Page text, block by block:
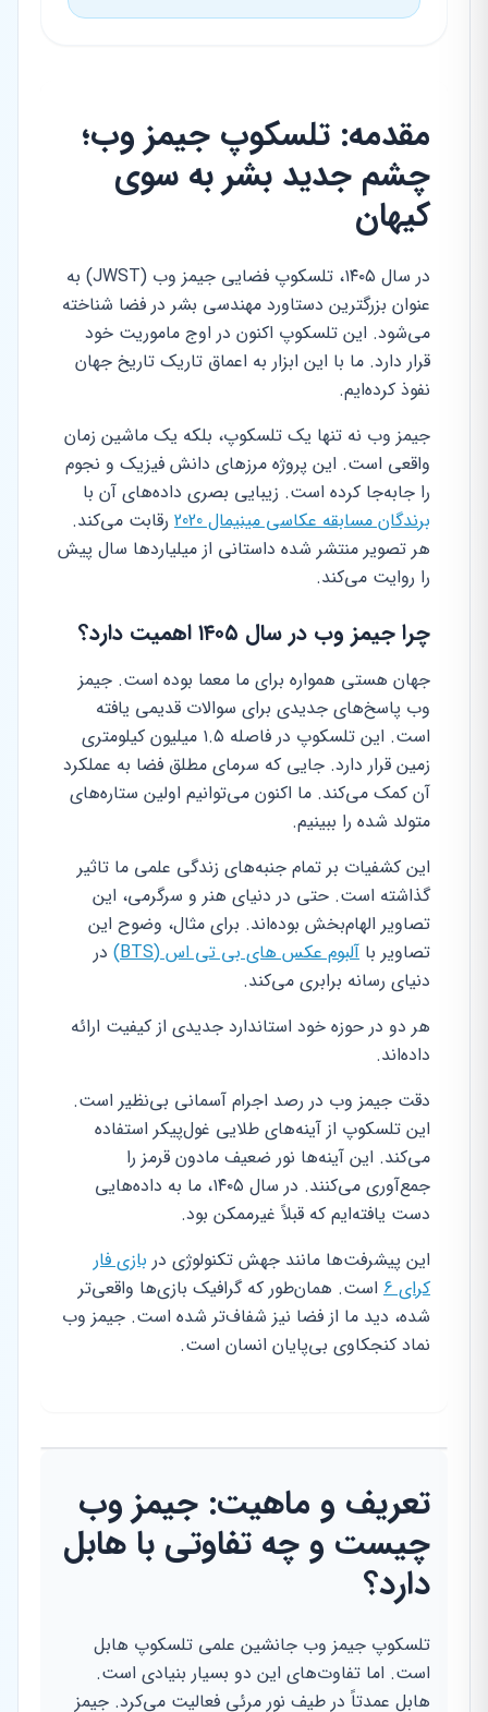
مقدمه: تلسکوپ جیمز وب؛
چشم جدید بشر به سوی
کیهان
در سال ۱۴۰۵، تلسکوپ فضایی جیمز وب (JWST) به
عنوان بزرگترین دستاورد مهندسی بشر در فضا شناخته
می‌شود. این تلسکوپ اکنون در اوج ماموریت خود
قرار دارد. ما با این ابزار به اعماق تاریک تاریخ جهان
نفوذ کرده‌ایم.
جیمز وب نه تنها یک تلسکوپ، بلکه یک ماشین زمان
واقعی است. این پروژه مرزهای دانش فیزیک و نجوم
را جابه‌جا کرده است. زیبایی بصری داده‌های آن با
برندگان مسابقه عکاسی مینیمال 2020
رقابت می‌کند.
هر تصویر منتشر شده داستانی از میلیاردها سال پیش
را روایت می‌کند.
چرا جیمز وب در سال ۱۴۰۵ اهمیت دارد؟
جهان هستی همواره برای ما معما بوده است. جیمز
وب پاسخ‌های جدیدی برای سوالات قدیمی یافته
است. این تلسکوپ در فاصله ۱.۵ میلیون کیلومتری
زمین قرار دارد. جایی که سرمای مطلق فضا به عملکرد
آن کمک می‌کند. ما اکنون می‌توانیم اولین ستاره‌های
متولد شده را ببینیم.
این کشفیات بر تمام جنبه‌های زندگی علمی ما تاثیر
گذاشته است. حتی در دنیای هنر و سرگرمی، این
تصاویر الهام‌بخش بوده‌اند. برای مثال، وضوح این
تصاویر با آلبوم عکس های بی تی اس (BTS)
در
دنیای رسانه برابری می‌کند.
هر دو در حوزه خود استاندارد جدیدی از کیفیت ارائه
داده‌اند.
دقت جیمز وب در رصد اجرام آسمانی بی‌نظیر است.
این تلسکوپ از آینه‌های طلایی غول‌پیکر استفاده
می‌کند. این آینه‌ها نور ضعیف مادون قرمز را
جمع‌آوری می‌کنند. در سال ۱۴۰۵، ما به داده‌هایی
دست یافته‌ایم که قبلاً غیرممکن بود.
این پیشرفت‌ها مانند جهش تکنولوژی در بازی فار
کرای ۶ است. همان‌طور که گرافیک بازی‌ها واقعی‌تر
شده، دید ما از فضا نیز شفاف‌تر شده است. جیمز وب
نماد کنجکاوی بی‌پایان انسان است.
تعریف و ماهیت: جیمز وب
چیست و چه تفاوتی با هابل
دارد؟
تلسکوپ جیمز وب جانشین علمی تلسکوپ هابل
است. اما تفاوت‌های این دو بسیار بنیادی است.
هابل عمدتاً در طیف نور مرئی فعالیت می‌کرد. جیمز